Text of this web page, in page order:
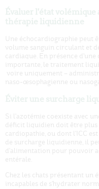
Une échocardiographie peut
volume sanguin circulant et
cardiaque. En présence
importante, le traitement
voire uniquement –
naso-œsophagienne ou
Si l'azotémie coexiste avec
déficit liquidien doit être plus
cardiopathie, ou dont l'ICC
de surcharge liquidienne, il
d'alimentation pour pouvoir
entérale.
Chez les chats présentant un
incapables de s'hydrater